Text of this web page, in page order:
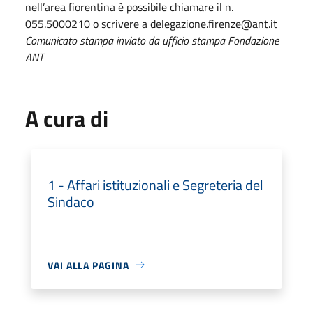
nell’area fiorentina è possibile chiamare il n.
055.5000210 o scrivere a delegazione.firenze@ant.it
Comunicato stampa inviato da ufficio stampa Fondazione
ANT
A cura di
1 - Affari istituzionali e Segreteria del
Sindaco
VAI ALLA PAGINA